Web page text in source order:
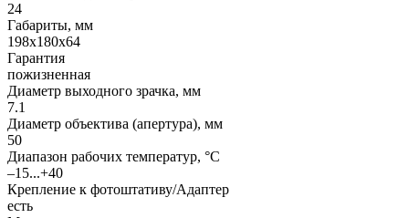
24
Габариты, мм
198x180x64
Гарантия
пожизненная
Диаметр выходного зрачка, мм
7.1
Диаметр объектива (апертура), мм
50
Диапазон рабочих температур, °С
–15...+40
Крепление к фотоштативу/Адаптер
есть